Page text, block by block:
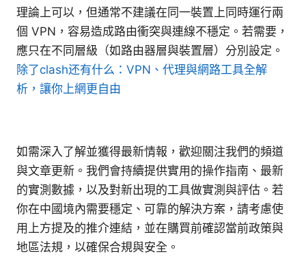
理論上可以，但通常不建議在同一裝置上同時運行兩
個 VPN，容易造成路由衝突與連線不穩定。若需要，
應只在不同層級（如路由器層與裝置層）分別設定。
除了clash还有什么：VPN、代理與網路工具全解
析，讓你上網更自由
如需深入了解並獲得最新情報，歡迎關注我們的頻道
與文章更新。我們會持續提供實用的操作指南、最新
的實測數據，以及對新出現的工具做實測與評估。若
你在中國境內需要穩定、可靠的解決方案，請考慮使
用上方提及的推介連結，並在購買前確認當前政策與
地區法規，以確保合規與安全。